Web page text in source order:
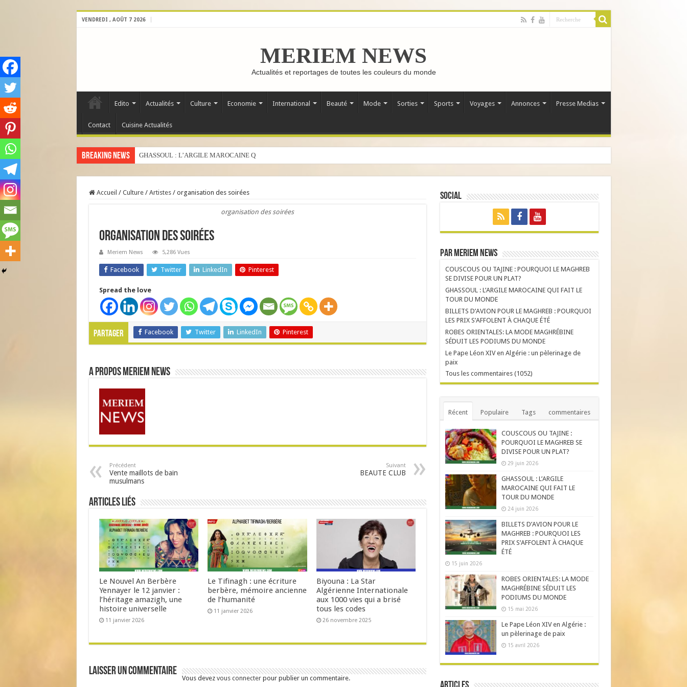
VENDREDI , AOÛT 7 2026
MERIEM NEWS
Actualités et reportages de toutes les couleurs du monde
Edito Actualités Culture Economie International Beauté Mode Sorties Sports Voyages Annonces Presse Medias
Contact Cuisine Actualités
Breaking News GHASSOUL : L’ARGILE MAROCAINE QUI FAIT LE TOUR DU
Accueil / Culture / Artistes / organisation des soirées
organisation des soirées
organisation des soirées
Meriem News 5,286 Vues
Facebook Twitter LinkedIn Pinterest
Spread the love
Partager Facebook Twitter LinkedIn Pinterest
A propos Meriem News
Précédent
Vente maillots de bain
musulmans
Suivant
BEAUTE CLUB
Articles liés
Le Nouvel An Berbère
Yennayer le 12 janvier :
l’héritage amazigh, une
histoire universelle
11 janvier 2026
Le Tifinagh : une écriture
berbère, mémoire ancienne
de l’humanité
11 janvier 2026
Biyouna : La Star
Algérienne Internationale
aux 1000 vies qui a brisé
tous les codes
26 novembre 2025
Laisser un commentaire
Vous devez vous connecterpour publier un commentaire.
Social
Par Meriem News
COUSCOUS OU TAJINE : POURQUOI LE MAGHREB
SE DIVISE POUR UN PLAT?
GHASSOUL : L’ARGILE MAROCAINE QUI FAIT LE
TOUR DU MONDE
BILLETS D’AVION POUR LE MAGHREB : POURQUOI
LES PRIX S’AFFOLENT À CHAQUE ÉTÉ
ROBES ORIENTALES: LA MODE MAGHRÉBINE
SÉDUIT LES PODIUMS DU MONDE
Le Pape Léon XIV en Algérie : un pèlerinage de
paix
Tous les commentaires (1052)
Récent Populaire Tags commentaires
COUSCOUS OU TAJINE :
POURQUOI LE MAGHREB SE
DIVISE POUR UN PLAT?
29 juin 2026
GHASSOUL : L’ARGILE
MAROCAINE QUI FAIT LE
TOUR DU MONDE
24 juin 2026
BILLETS D’AVION POUR LE
MAGHREB : POURQUOI LES
PRIX S’AFFOLENT À CHAQUE
ÉTÉ
15 juin 2026
ROBES ORIENTALES: LA MODE
MAGHRÉBINE SÉDUIT LES
PODIUMS DU MONDE
15 mai 2026
Le Pape Léon XIV en Algérie :
un pèlerinage de paix
15 avril 2026